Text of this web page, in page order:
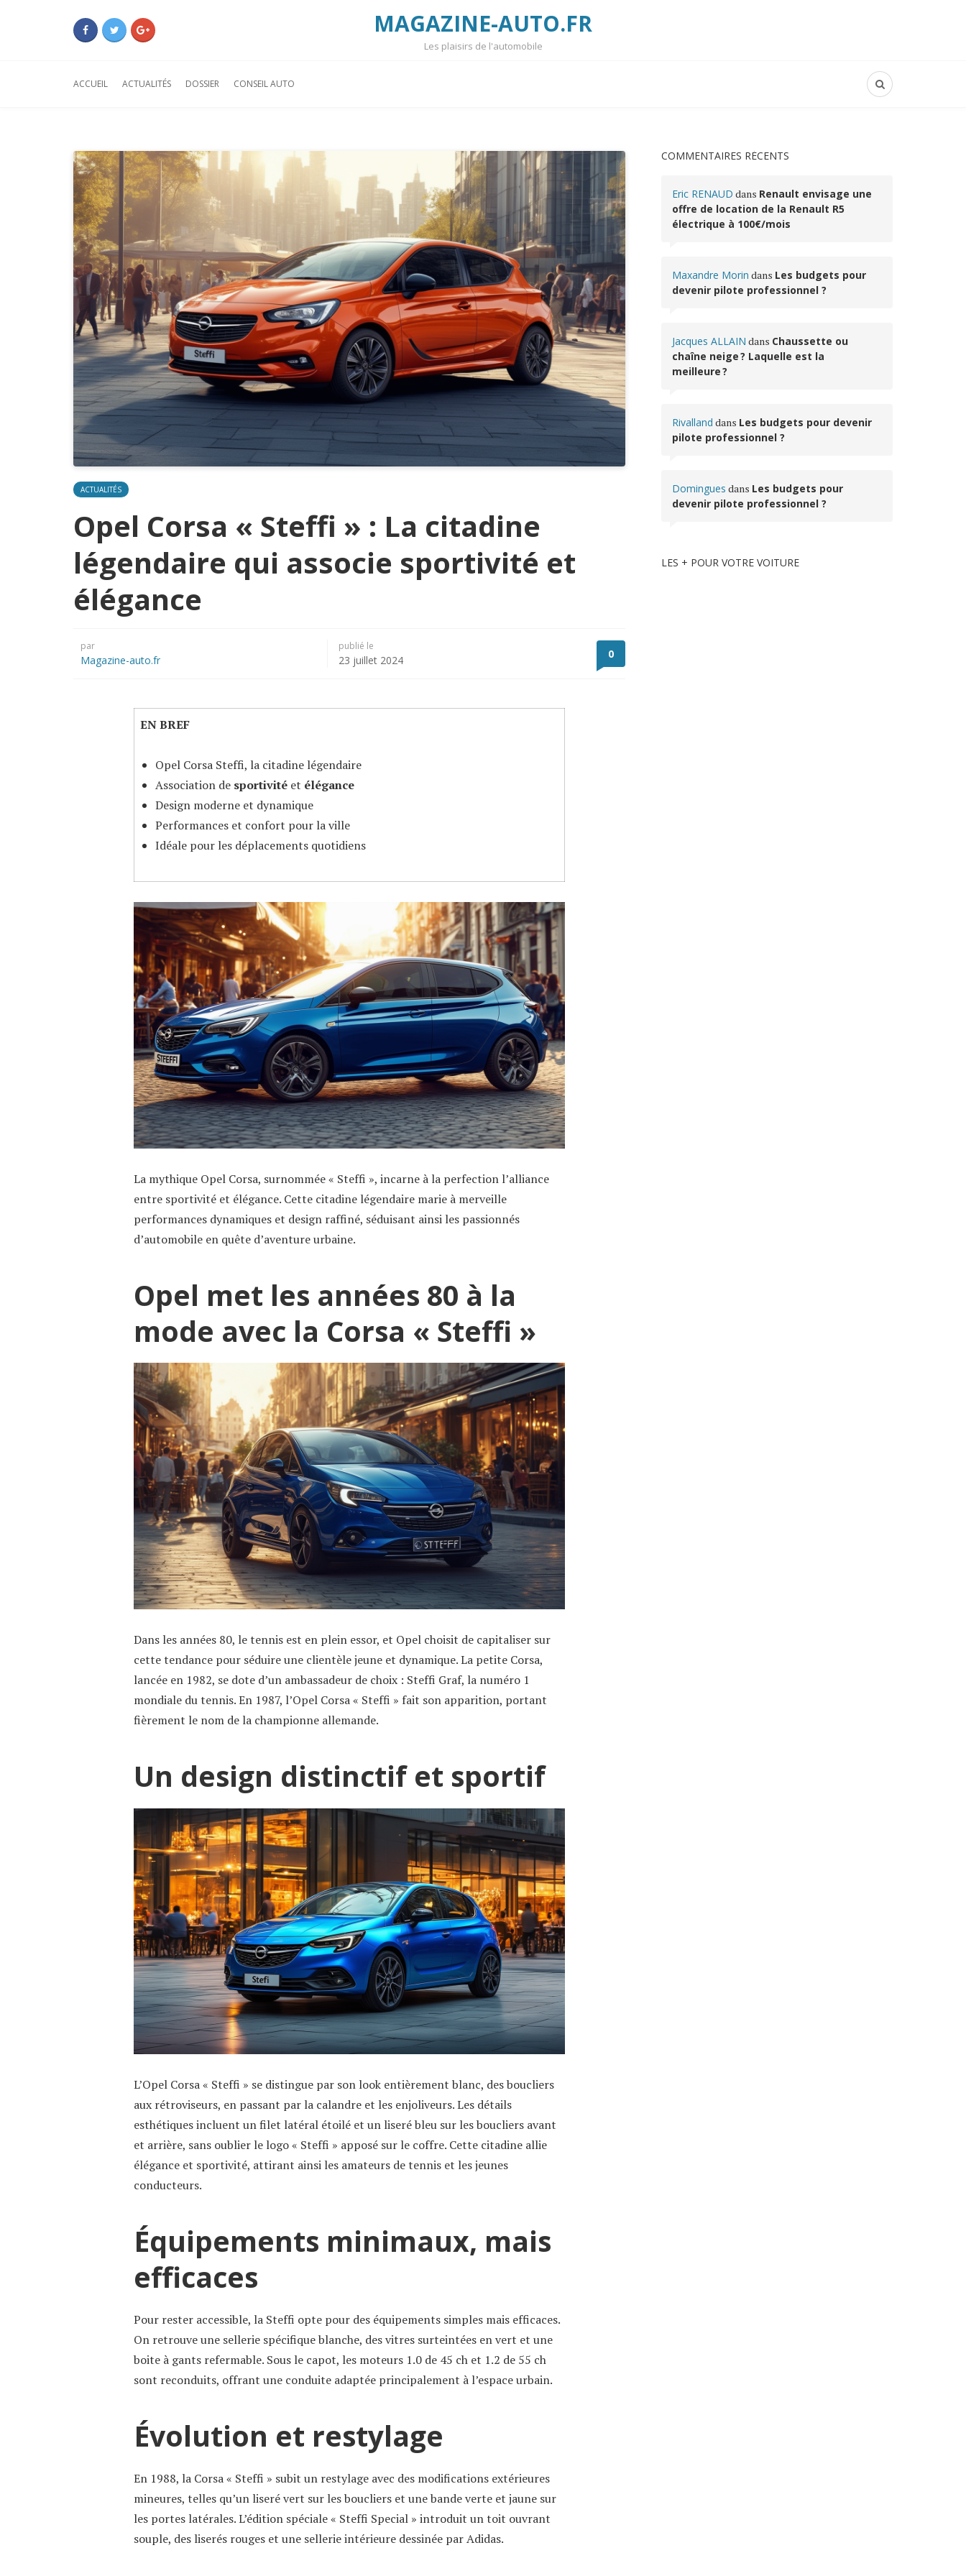
MAGAZINE-AUTO.FR
Les plaisirs de l'automobile
ACCUEIL ACTUALITÉS DOSSIER CONSEIL AUTO
ACTUALITÉS
Opel Corsa « Steffi » : La citadine
légendaire qui associe sportivité et
élégance
par
Magazine-auto.fr
publié le
23 juillet 2024 0
EN BREF
Opel Corsa Steffi, la citadine légendaire
Association de sportivitéet élégance
Design moderne et dynamique
Performances et confort pour la ville
Idéale pour les déplacements quotidiens
La mythique Opel Corsa, surnommée « Steffi », incarne à la perfection l’alliance
entre sportivité et élégance. Cette citadine légendaire marie à merveille
performances dynamiques et design raffiné, séduisant ainsi les passionnés
d’automobile en quête d’aventure urbaine.
Opel met les années 80 à la
mode avec la Corsa « Steffi »
Dans les années 80, le tennis est en plein essor, et Opel choisit de capitaliser sur
cette tendance pour séduire une clientèle jeune et dynamique. La petite Corsa,
lancée en 1982, se dote d’un ambassadeur de choix : Steffi Graf, la numéro 1
mondiale du tennis. En 1987, l’Opel Corsa « Steffi » fait son apparition, portant
fièrement le nom de la championne allemande.
Un design distinctif et sportif
L’Opel Corsa « Steffi » se distingue par son look entièrement blanc, des boucliers
aux rétroviseurs, en passant par la calandre et les enjoliveurs. Les détails
esthétiques incluent un filet latéral étoilé et un liseré bleu sur les boucliers avant
et arrière, sans oublier le logo « Steffi » apposé sur le coffre. Cette citadine allie
élégance et sportivité, attirant ainsi les amateurs de tennis et les jeunes
conducteurs.
Équipements minimaux, mais
efficaces
Pour rester accessible, la Steffi opte pour des équipements simples mais efficaces.
On retrouve une sellerie spécifique blanche, des vitres surteintées en vert et une
boite à gants refermable. Sous le capot, les moteurs 1.0 de 45 ch et 1.2 de 55 ch
sont reconduits, offrant une conduite adaptée principalement à l’espace urbain.
Évolution et restylage
En 1988, la Corsa « Steffi » subit un restylage avec des modifications extérieures
mineures, telles qu’un liseré vert sur les boucliers et une bande verte et jaune sur
les portes latérales. L’édition spéciale « Steffi Special » introduit un toit ouvrant
souple, des liserés rouges et une sellerie intérieure dessinée par Adidas.
COMMENTAIRES RÉCENTS
Eric RENAUD dans Renault envisage une
offre de location de la Renault R5
électrique à 100€/mois
Maxandre Morin dans Les budgets pour
devenir pilote professionnel ?
Jacques ALLAIN dans Chaussette ou
chaîne neige ? Laquelle est la
meilleure ?
Rivalland dans Les budgets pour devenir
pilote professionnel ?
Domingues dans Les budgets pour
devenir pilote professionnel ?
LES + POUR VOTRE VOITURE